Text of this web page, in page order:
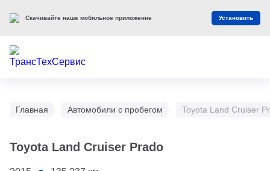
Главная Автомобили с пробегом Toyota Land Cruiser
Toyota Land Cruiser Prado
Скачивайте наше мобильное приложение Установить